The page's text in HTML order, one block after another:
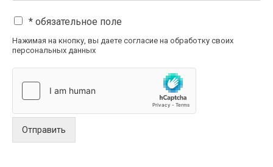
* обязательное поле
Нажимая на кнопку, вы даете согласие на обработку своих
персональных данных
Отправить